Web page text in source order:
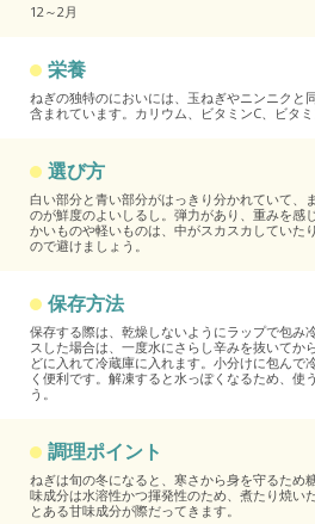
12～2月
栄養
ねぎの独特のにおいには、玉ねぎやニンニクと
含まれています。カリウム、ビタミンC、ビタミ
選び方
白い部分と青い部分がはっきり分かれていて、
のが鮮度のよいしるし。弾力があり、重みを感
かいものや軽いものは、中がスカスカしていた
ので避けましょう。
保存方法
保存する際は、乾燥しないようにラップで包み
スした場合は、一度水にさらし辛みを抜いてか
どに入れて冷蔵庫に入れます。小分けに包んで
く便利です。解凍すると水っぽくなるため、使
う。
調理ポイント
ねぎは旬の冬になると、寒さから身を守るため
味成分は水溶性かつ揮発性のため、煮たり焼い
とある甘味成分が際だってきます。